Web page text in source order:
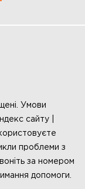
Умови
сайту |
проблеми з
за номером
допомоги.